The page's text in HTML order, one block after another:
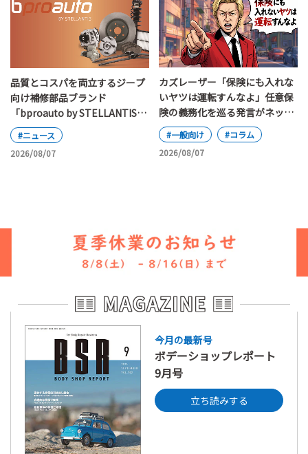
品質とコスパを両立するジープ
向け補修部品ブランド
「bproauto by STELLANTIS」
が日本上陸
#ニュース
2026/08/07
カズレーザー「保険にも入れな
いヤツは運転すんなよ」任意保
険の義務化を巡る発言がネット
で大論争
#一般向け
#コラム
2026/08/07
今月の最新号
ボデーショップレポート
9月号
立ち読みする